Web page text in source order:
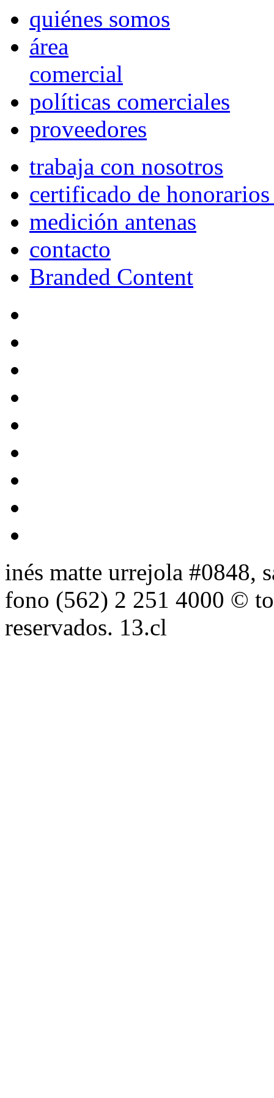
quiénes somos
área
comercial
políticas comerciales
proveedores
trabaja con nosotros
certificado de
medición antenas
contacto
Branded Content
inés matte urrejola #0848,
fono (562) 2 251 4000 ©
reservados. 13.cl